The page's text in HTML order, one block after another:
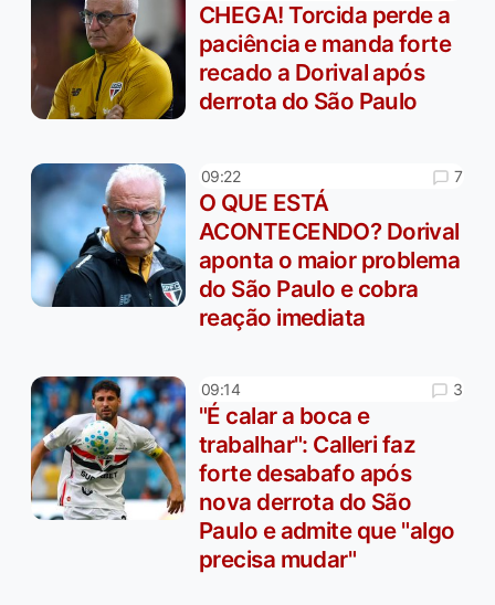
CHEGA! Torcida perde a
paciência e manda forte
recado a Dorival após
derrota do São Paulo
09:22 7
O QUE ESTÁ
ACONTECENDO? Dorival
aponta o maior problema
do São Paulo e cobra
reação imediata
09:14 3
"É calar a boca e
trabalhar": Calleri faz
forte desabafo após
nova derrota do São
Paulo e admite que "algo
precisa mudar"